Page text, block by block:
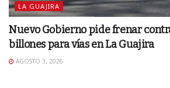
LA GUAJIRA
Nuevo Gobierno pide frenar
billones para vías en La Guajira
AGOSTO 3, 2026